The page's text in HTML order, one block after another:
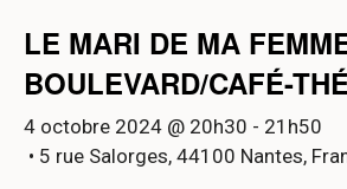
LE MARI DE MA
BOULEVARD/CAFÉ-
4 octobre 2024 @ 20h30 - 21h50
• 5 rue Salorges, 44100 Nantes,